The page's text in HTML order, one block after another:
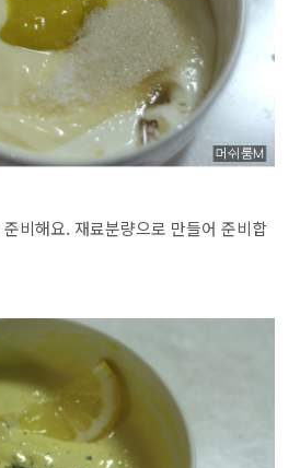
비해요. 재료분량으로 만들어 준비합